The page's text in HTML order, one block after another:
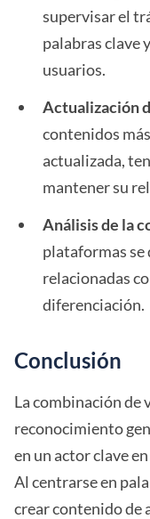
supervisar el
palabras clave
usuarios.
Actualización
contenidos
actualizada,
mantener su
Análisis de la
plataformas se
relacionadas
diferenciación.
Conclusión
La combinación de
reconocimiento
en un actor clave
Al centrarse en
crear contenido de